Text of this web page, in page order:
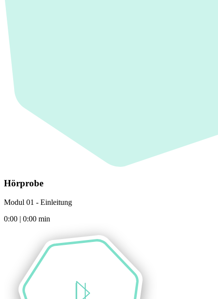
Hörprobe
Modul 01 - Einleitung
0:00 | 0:00 min